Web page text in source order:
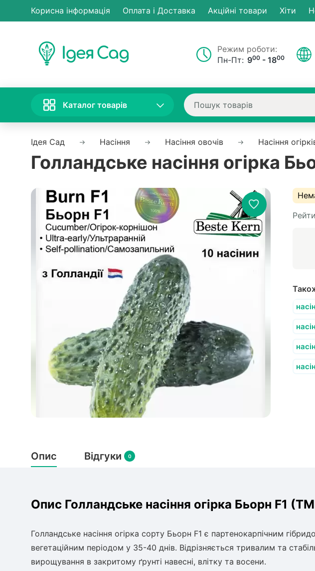
Корисна інформація Оплата і Доставка Акційні товари Хiти
Режим роботи:
Пн-Пт: 900 - 1800
Каталог товарів
Ідея Сад Насіння Насіння овочів Насіння
Голландське насіння огірка
Опис Відгуки 0
Опис Голландське насіння огірка Бьорн F1
Голландське насіння огірка сорту Бьорн F1 є партенокарпічним
вегетаційним періодом у 35-40 днів. Відрізняється тривалим та
вирощування в закритому ґрунті навесні, влітку та восени.